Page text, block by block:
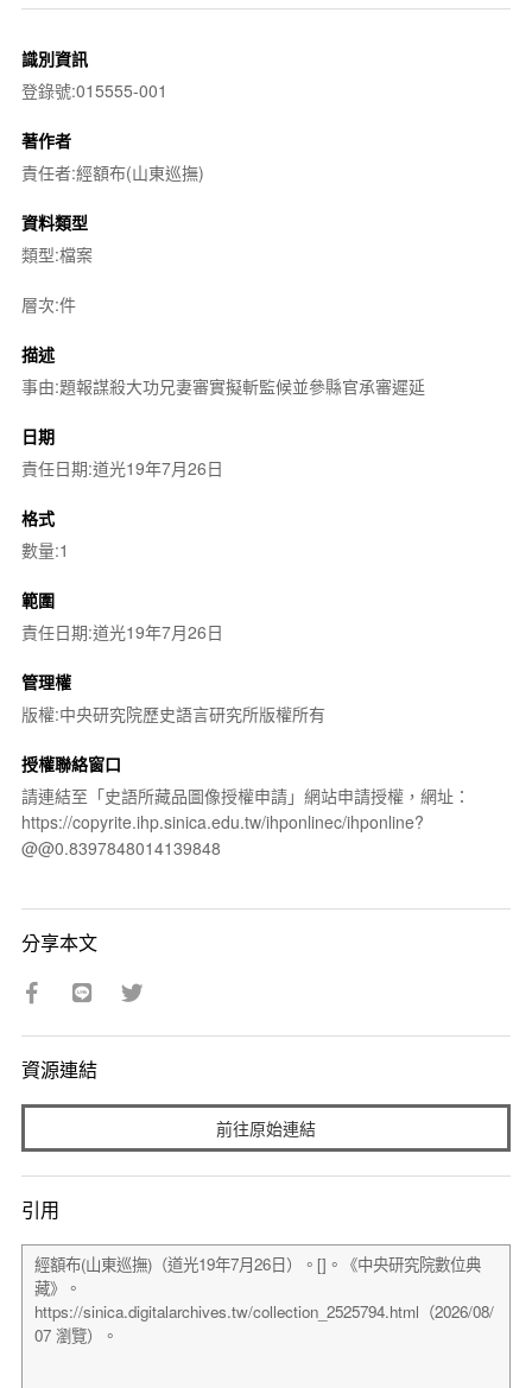
識別資訊
登錄號:015555-001
著作者
責任者:經額布(山東巡撫)
資料類型
類型:檔案
層次:件
描述
事由:題報謀殺大功兄妻審實擬斬監候並參縣官承審遲延
日期
責任日期:道光19年7月26日
格式
數量:1
範圍
責任日期:道光19年7月26日
管理權
版權:中央研究院歷史語言研究所版權所有
授權聯絡窗口
請連結至「史語所藏品圖像授權申請」網站申請授權，網址：
https://copyrite.ihp.sinica.edu.tw/ihponlinec/ihponline?
@@0.8397848014139848
分享本文
資源連結
前往原始連結
引用